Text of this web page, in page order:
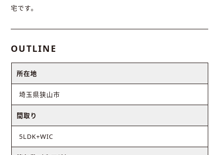
宅です。
OUTLINE
所在地
埼玉県狭山市
間取り
5LDK+WIC